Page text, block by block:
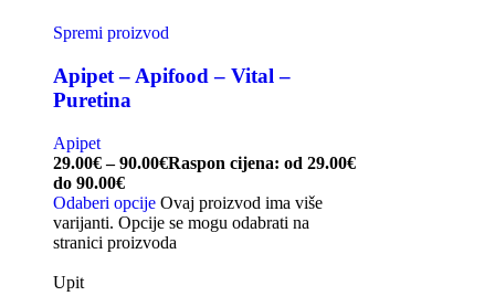
Spremi proizvod
Apipet – Apifood – Vital –
Puretina
Apipet
29.00€ – 90.00€Raspon cijena: od 29.00€
do 90.00€
Odaberi opcije Ovaj proizvod ima više
varijanti. Opcije se mogu odabrati na
stranici proizvoda
Upit